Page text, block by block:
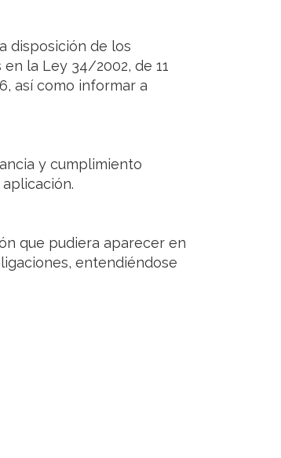
disposición de los
la Ley 34/2002, de 11
así como informar a
y cumplimiento
que pudiera aparecer en
entendiéndose